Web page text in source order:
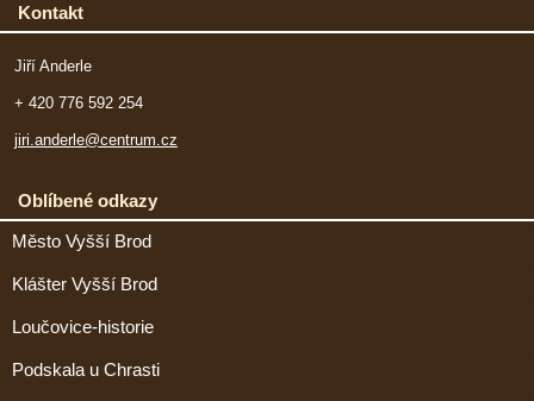
Kontakt
Jiří Anderle
+ 420 776 592 254
jiri.anderle@centrum.cz
Oblíbené odkazy
Město Vyšší Brod
Klášter Vyšší Brod
Loučovice-historie
Podskala u Chrasti